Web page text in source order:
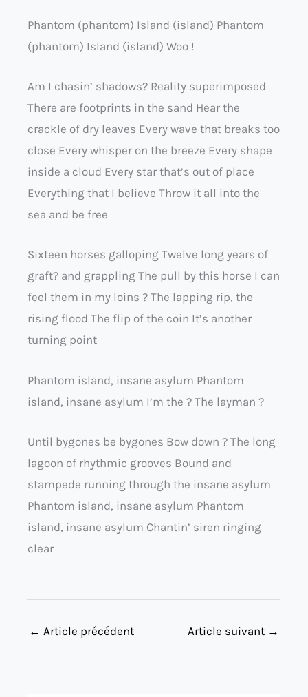
Phantom (phantom) Island (island) Phantom
(phantom) Island (island) Woo !
Am I chasin’ shadows? Reality superimposed
There are footprints in the sand Hear the
crackle of dry leaves Every wave that breaks too
close Every whisper on the breeze Every shape
inside a cloud Every star that’s out of place
Everything that I believe Throw it all into the
sea and be free
Sixteen horses galloping Twelve long years of
graft? and grappling The pull by this horse I can
feel them in my loins ? The lapping rip, the
rising flood The flip of the coin It’s another
turning point
Phantom island, insane asylum Phantom
island, insane asylum I’m the ? The layman ?
Until bygones be bygones Bow down ? The long
lagoon of rhythmic grooves Bound and
stampede running through the insane asylum
Phantom island, insane asylum Phantom
island, insane asylum Chantin’ siren ringing
clear
← Article précédent Article suivant →